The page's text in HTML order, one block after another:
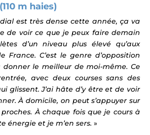
m haies)
est très dense cette année, ça va
de voir ce que je peux faire demain
d’un niveau plus élevé qu’aux
France. C’est le genre d’opposition
donner le meilleur de moi-même. Ce
avec deux courses sans des
glissent. J’ai hâte d’y être et de voir
À domicile, on peut s’appuyer sur
À chaque fois que je cours à
énergie et je m’en sers. »